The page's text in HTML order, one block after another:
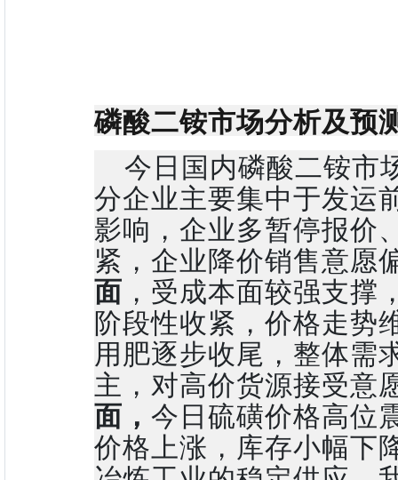
磷酸二铵市场分析及预
今日国内磷酸二铵市
分企业主要集中于发运
影响，企业多暂停报价
紧，企业降价销售意愿
面 ，受成本面较强支
阶段性收紧，价格走势
用肥逐步收尾，整体需
主，对高价货源接受意
面， 今日硫磺价格高位
价格上涨，库存小幅下